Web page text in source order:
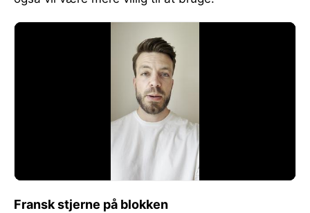
Fransk stjerne på blokken